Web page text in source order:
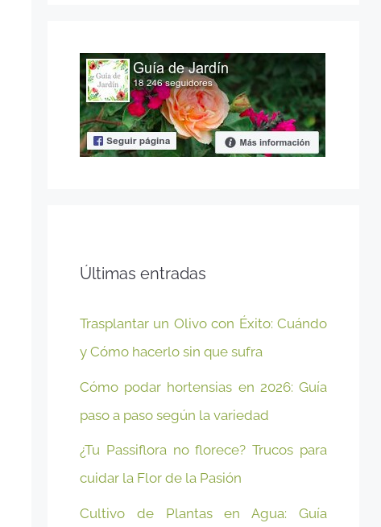
Últimas entradas
Trasplantar un Olivo con Éxito: Cuándo
y Cómo hacerlo sin que sufra
Cómo podar hortensias en 2026: Guía
paso a paso según la variedad
¿Tu Passiflora no florece? Trucos para
cuidar la Flor de la Pasión
Cultivo de Plantas en Agua: Guía